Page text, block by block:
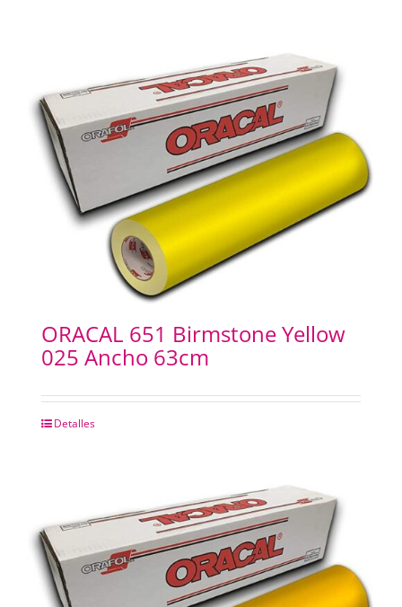
ORACAL 651 Birmstone Yellow
025 Ancho 63cm
Detalles